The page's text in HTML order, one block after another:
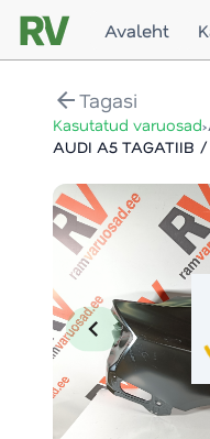
Avaleht
arrow_backTagasi
Kasutatud varuosad›
chevron_left